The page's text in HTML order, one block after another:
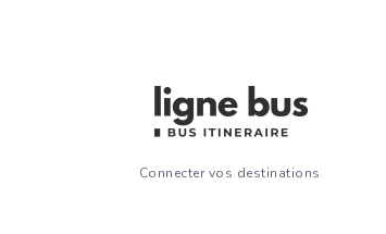
Connecter vos destinations